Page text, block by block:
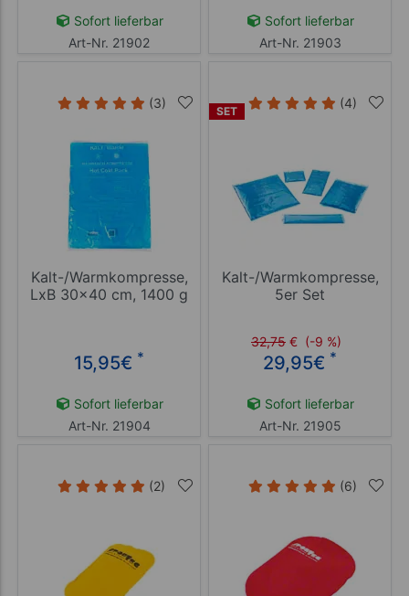
Sofort lieferbar
Art-Nr. 21902
Sofort lieferbar
Art-Nr. 21903
(3)
Kalt-/Warmkompresse,
LxB 30x40 cm, 1400 g
15,95€ *
Sofort lieferbar
Art-Nr. 21904
SET
(4)
Kalt-/Warmkompresse,
5er Set
32,75 € (-9 %)
29,95€ *
Sofort lieferbar
Art-Nr. 21905
(2) (6)